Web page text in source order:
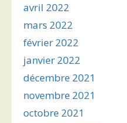
avril 2022
mars 2022
février 2022
janvier 2022
décembre 2021
novembre 2021
octobre 2021